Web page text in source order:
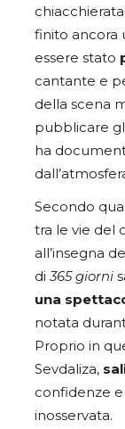
finito ancora
essere stato
cantante e
della scena
pubblicare
ha
Secondo
tra le vie del
all’insegna
di365 giorni
una
notata
Proprio in
Sevdaliza,
confidenze e
inosservata.